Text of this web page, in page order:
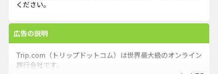
ください。
広告の説明
Trip.com（トリップドットコム）は世界最大級のオンライン
旅行会社です。